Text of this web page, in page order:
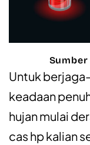
Sumber
Untuk
keadaan
hujan mulai
cas hp kalian